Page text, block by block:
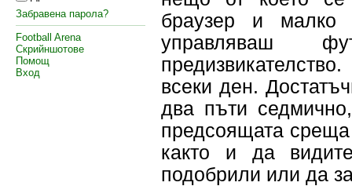
Забравена парола?
Football Arena
Скрийншотове
Помощ
Вход
браузер и
управляваш
всеки ден.
два пъти
предсоящата среща
както и да
подобрили или да